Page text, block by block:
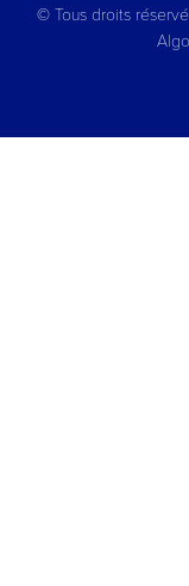
© Tous droits